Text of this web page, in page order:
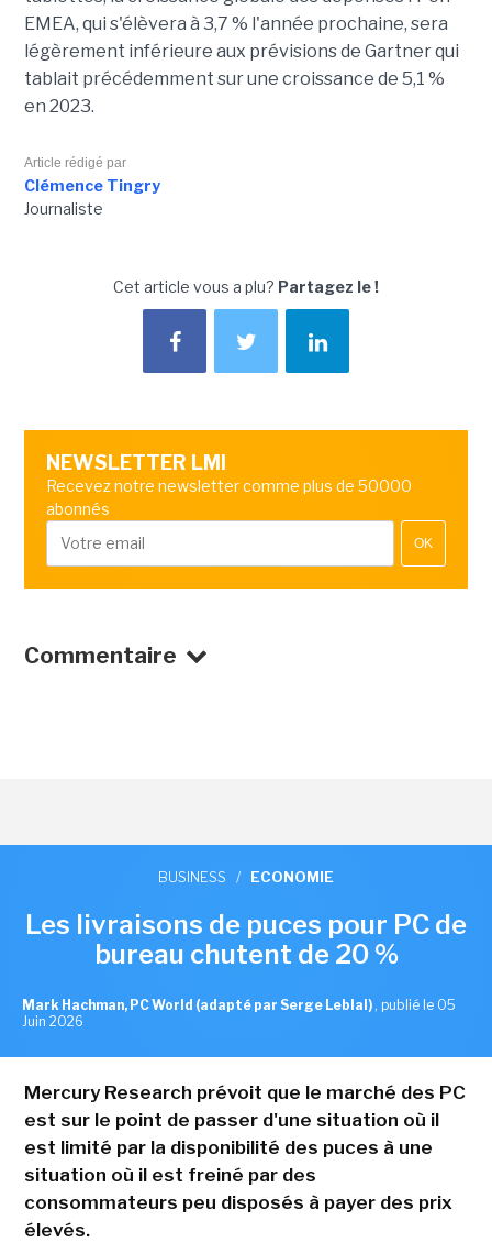
EMEA, qui s'élèvera à 3,7 % l'année prochaine, sera
légèrement inférieure aux prévisions de Gartner qui
tablait précédemment sur une croissance de 5,1 %
en 2023.
Article rédigé par
Clémence Tingry
Journaliste
Cet article vous a plu? Partagez le !
NEWSLETTER LMI
Recevez notre newsletter comme plus de 50000
abonnés
OK
Commentaire
BUSINESS / ECONOMIE
Les livraisons de puces pour PC de
bureau chutent de 20 %
Mark Hachman, PC World (adapté par Serge Leblal) , publié le 05
Juin 2026
Mercury Research prévoit que le marché des PC
est sur le point de passer d'une situation où il
est limité par la disponibilité des puces à une
situation où il est freiné par des
consommateurs peu disposés à payer des prix
élevés.